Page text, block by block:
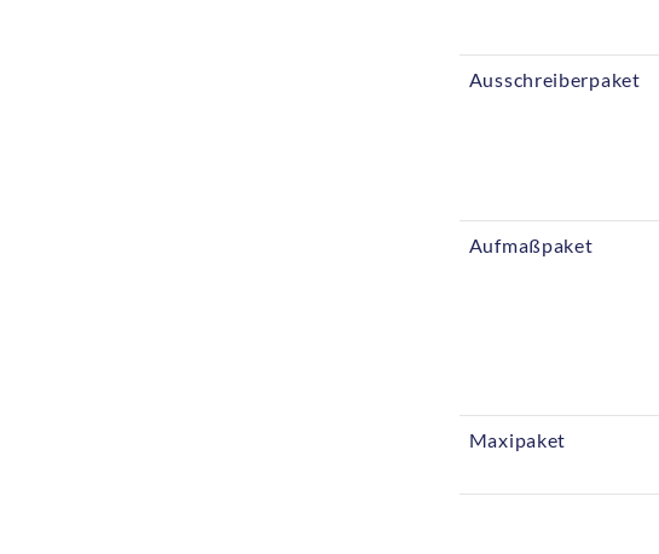
Ausschreiberpaket
Aufmaßpaket
Maxipaket